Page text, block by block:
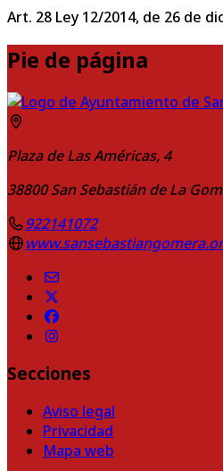
Art. 28 Ley 12/2014, de 26 de
Pie de página
Plaza de Las Américas, 4
38800 San Sebastián de La
922141072
Secciones
Aviso legal
Privacidad
Mapa web